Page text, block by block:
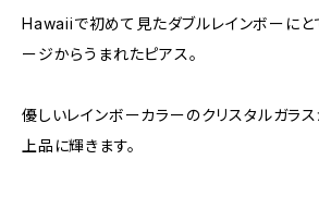
Hawaiiで初めて見たダブルレインボーにと
ージからうまれたピアス。
優しいレインボーカラーのクリスタルガラ
上品に輝きます。